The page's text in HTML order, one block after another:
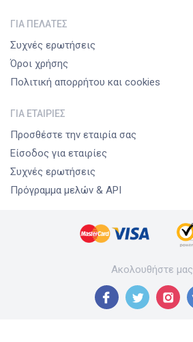
ΓΙΑ ΠΕΛΆΤΕΣ
Συχνές ερωτήσεις
Όροι χρήσης
Πολιτική απορρήτου και cookies
ΓΙΑ ΕΤΑΙΡΊΕΣ
Προσθέστε την εταιρία σας
Είσοδος για εταιρίες
Συχνές ερωτήσεις
Πρόγραμμα μελών & API
Ακολουθήστε μας